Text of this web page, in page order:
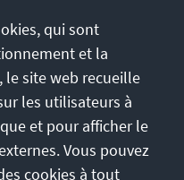
qui sont
et la
le site web recueille
les utilisateurs à
et pour afficher le
Vous pouvez
cookies à tout